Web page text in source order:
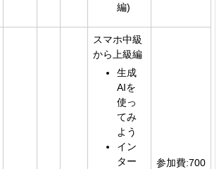
編)
スマホ中級
から上級編
生成
AIを
使っ
てみ
よう
イン
ター
参加費:700